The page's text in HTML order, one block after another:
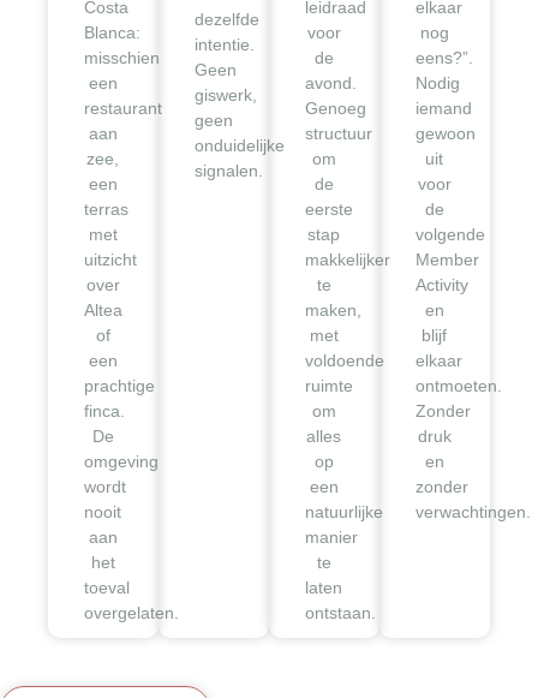
Costa
Blanca:
misschien
een
restaurant
aan
zee,
een
terras
met
uitzicht
over
Altea
of
een
prachtige
finca.
De
omgeving
wordt
nooit
aan
het
toeval
overgelaten.
dezelfde
intentie.
Geen
giswerk,
geen
onduidelijke
signalen.
leidraad
voor
de
avond.
Genoeg
structuur
om
de
eerste
stap
makkelijker
te
maken,
met
voldoende
ruimte
om
alles
op
een
natuurlijke
manier
te
laten
ontstaan.
elkaar
nog
eens?”.
Nodig
iemand
gewoon
uit
voor
de
volgende
Member
Activity
en
blijf
elkaar
ontmoeten.
Zonder
druk
en
zonder
verwachtingen.